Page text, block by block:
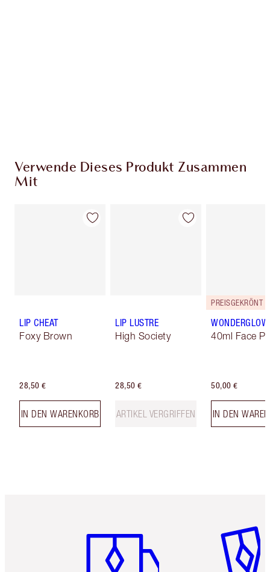
Verwende Dieses Produkt Zusammen
Mit
LIP CHEAT
Foxy Brown
28,50 €
IN DEN WARENKORB
LIP LUSTRE
High Society
28,50 €
ARTIKEL VERGRIFFEN
PREISGEKRÖNT
WONDERGLOW
40ml Face
50,00 €
IN DEN